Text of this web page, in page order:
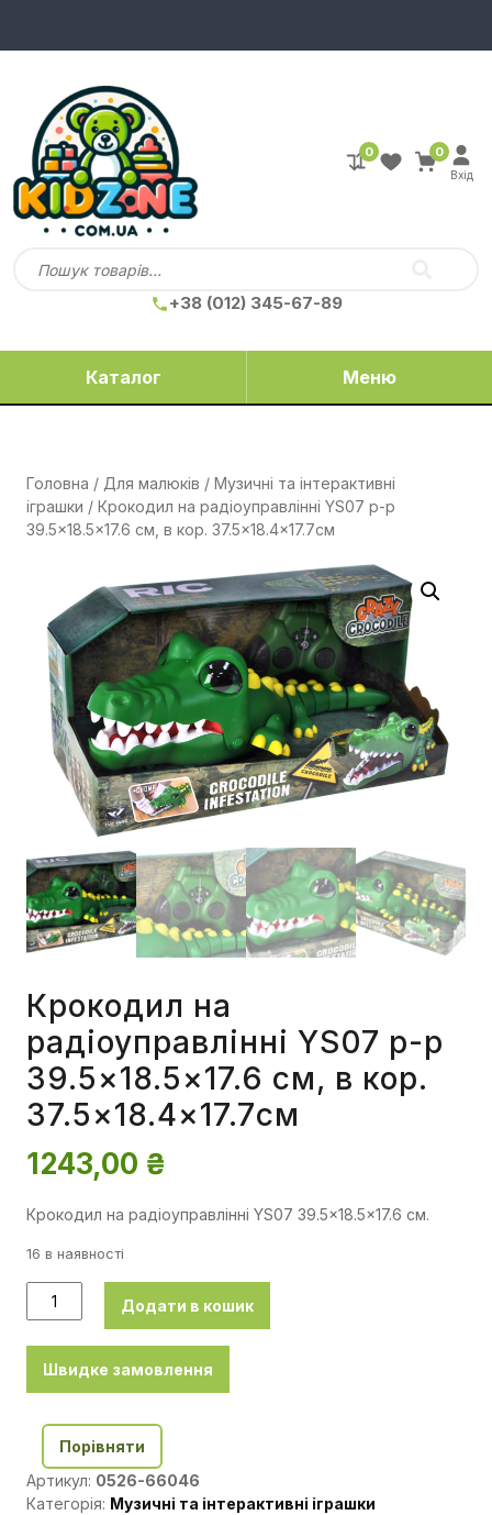
+38 (012) 345-67-89
0 0
Вхід
Каталог Меню
Головна / Для малюків / Музичні та інтерактивні
іграшки / Крокодил на радіоуправлінні YS07 р-р
39.5×18.5×17.6 см, в кор. 37.5×18.4×17.7см
Крокодил на
радіоуправлінні YS07 р-р
39.5×18.5×17.6 см, в кор.
37.5×18.4×17.7см
1243,00 ₴
Крокодил на радіоуправлінні YS07 39.5×18.5×17.6 см.
16 в наявності
Додати в кошик
Швидке замовлення
Порівняти
Артикул: 0526-66046
Категорія: Музичні та інтерактивні іграшки